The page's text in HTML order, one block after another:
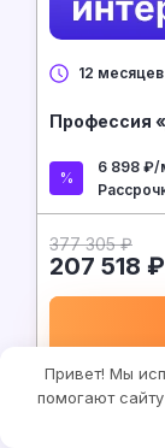
12 месяцев
Профессия «
6 898 ₽/
377 305 ₽
207 518 ₽
Привет! Мы
помогают